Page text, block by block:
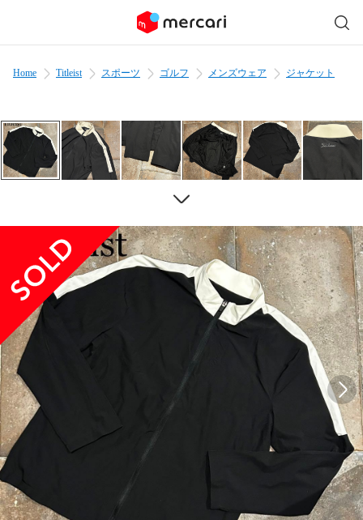
Home Titleist スポーツ ゴルフ メンズウェア ジャケット